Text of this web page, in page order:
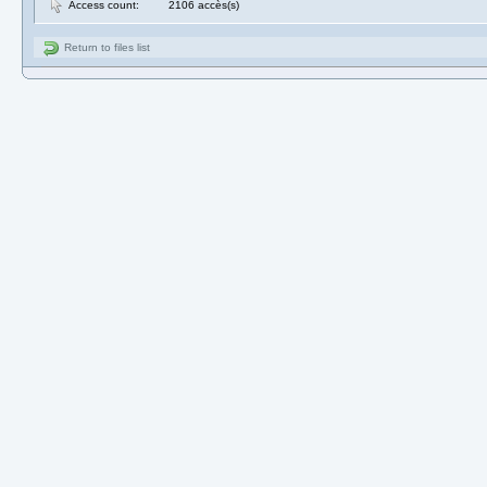
Access count:
2106 accès(s)
Return to files list